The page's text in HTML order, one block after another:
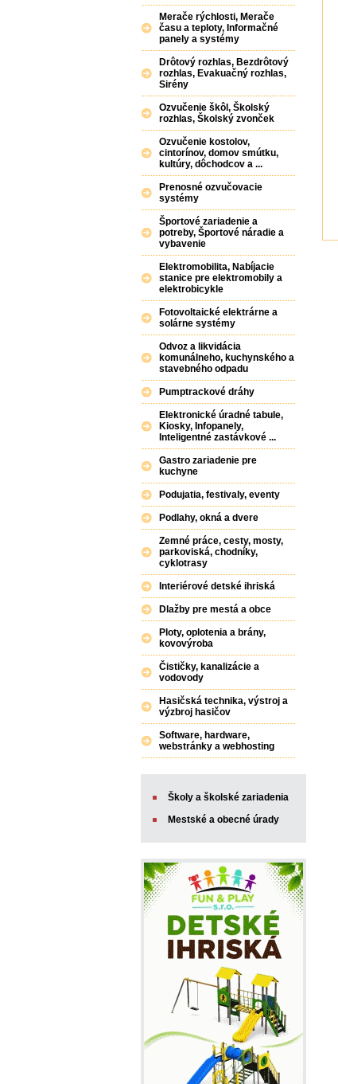
Merače rýchlosti, Merače
času a teploty, Informačné
panely a systémy
Drôtový rozhlas, Bezdrôtový
rozhlas, Evakuačný rozhlas,
Sirény
Ozvučenie škôl, Školský
rozhlas, Školský zvonček
Ozvučenie kostolov,
cintorínov, domov smútku,
kultúry, dôchodcov a ...
Prenosné ozvučovacie
systémy
Športové zariadenie a
potreby, Športové náradie a
vybavenie
Elektromobilita, Nabíjacie
stanice pre elektromobily a
elektrobicykle
Fotovoltaické elektrárne a
solárne systémy
Odvoz a likvidácia
komunálneho, kuchynského a
stavebného odpadu
Pumptrackové dráhy
Elektronické úradné tabule,
Kiosky, Infopanely,
Inteligentné zastávkové ...
Gastro zariadenie pre
kuchyne
Podujatia, festivaly, eventy
Podlahy, okná a dvere
Zemné práce, cesty, mosty,
parkoviská, chodníky,
cyklotrasy
Interiérové detské ihriská
Dlažby pre mestá a obce
Ploty, oplotenia a brány,
kovovýroba
Čističky, kanalizácie a
vodovody
Hasičská technika, výstroj a
výzbroj hasičov
Software, hardware,
webstránky a webhosting
Školy a školské zariadenia
Mestské a obecné úrady